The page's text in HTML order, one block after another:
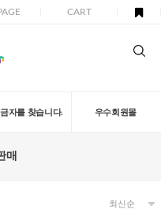
CART
자를 찾습니다. 우수회원몰
매